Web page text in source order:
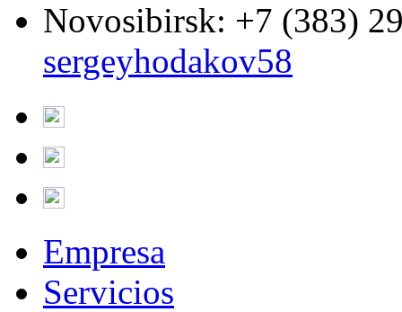
Novosibirsk: +7 (383)
sergeyhodakov58
Empresa
Servicios